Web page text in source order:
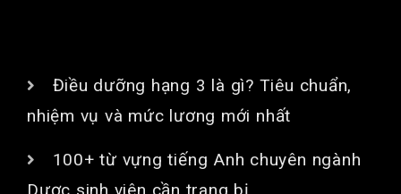
Điều dưỡng hạng 3 là gì? Tiêu chuẩn,
nhiệm vụ và mức lương mới nhất
100+ từ vựng tiếng Anh chuyên ngành
Dược sinh viên cần trang bị